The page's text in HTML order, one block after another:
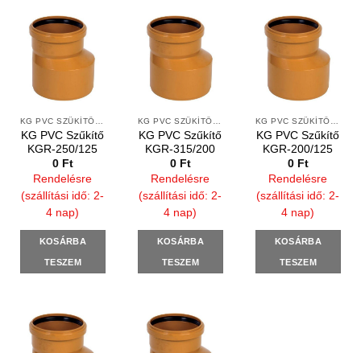
KG PVC SZŰKÍTŐ IDOMOK
KG PVC Szűkítő
KGR-250/125
0 Ft
Rendelésre
(szállítási idő: 2-
4 nap)
KOSÁRBA
TESZEM
KG PVC SZŰKÍTŐ IDOMOK
KG PVC Szűkítő
KGR-315/200
0 Ft
Rendelésre
(szállítási idő: 2-
4 nap)
KOSÁRBA
TESZEM
KG PVC SZŰKÍTŐ IDOMOK
KG PVC Szűkítő
KGR-200/125
0 Ft
Rendelésre
(szállítási idő: 2-
4 nap)
KOSÁRBA
TESZEM